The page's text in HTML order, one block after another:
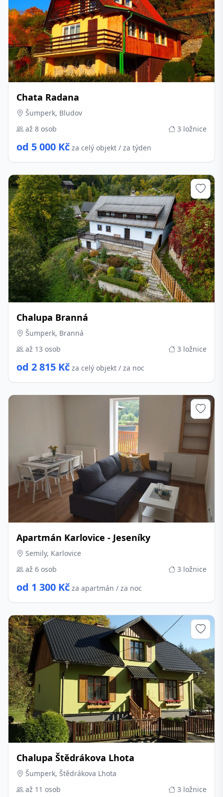
Chata Radana
Šumperk, Bludov
až 8 osob
3 ložnice
od 5 000 Kč za celý objekt / za týden
Chalupa Branná
Šumperk, Branná
až 13 osob
3 ložnice
od 2 815 Kč za celý objekt / za noc
Apartmán Karlovice - Jeseníky
Semily, Karlovice
až 6 osob
3 ložnice
od 1 300 Kč za apartmán / za noc
Chalupa Štědrákova Lhota
Šumperk, Štědrákova Lhota
až 11 osob
3 ložnice